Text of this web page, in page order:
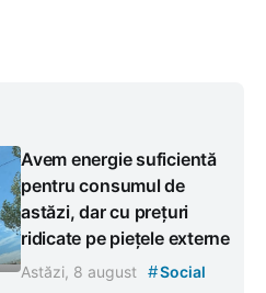
Avem energie suficientă
pentru consumul de
astăzi, dar cu prețuri
ridicate pe piețele externe
Astăzi, 8 august #Social